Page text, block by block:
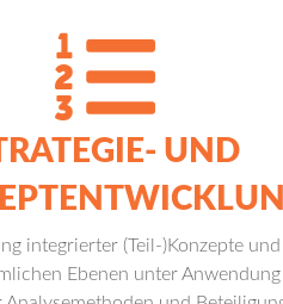
UND
integrierter (Teil-)Konzepte
Ebenen unter Anwendung